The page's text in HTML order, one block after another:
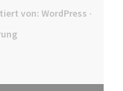
von: WordPress ·